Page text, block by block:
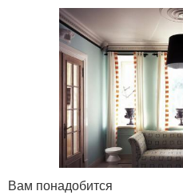
Вам понадобится